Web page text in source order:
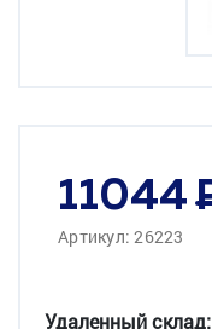
11044
Артикул: 26223
Удаленный склад: